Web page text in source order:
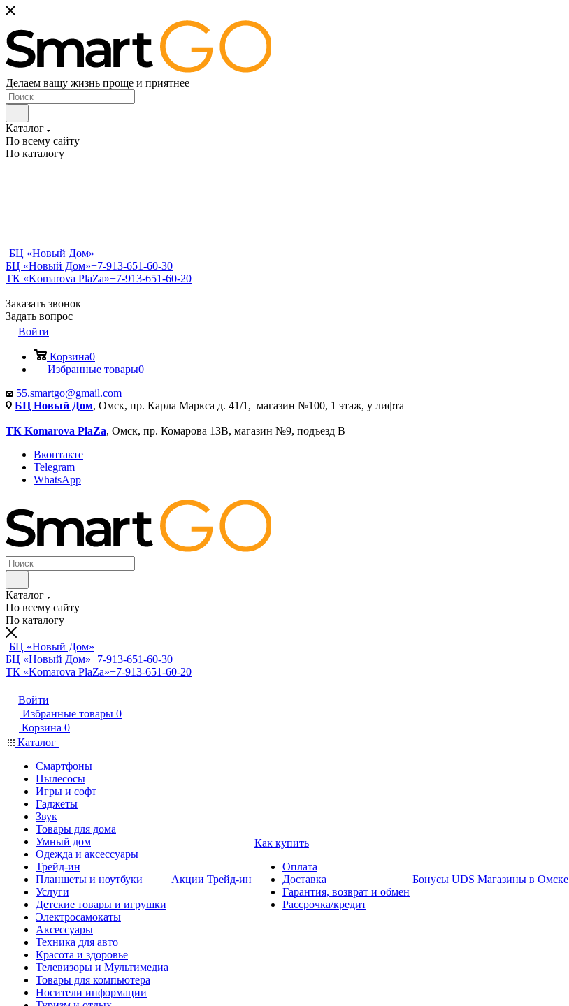
Делаем вашу жизнь проще и приятнее
Каталог
По всему сайту
По каталогу
БЦ «Новый Дом»
БЦ «Новый Дом»+7-913-651-60-30
ТК «Komarova PlaZa»+7-913-651-60-20
Заказать звонок
Задать вопрос
Войти
Корзина0
Избранные товары0
55.smartgo@gmail.com
БЦ Новый Дом, Омск, пр. Карла Маркса д. 41/1, магазин №100, 1 этаж, у лифта
ТК Komarova PlaZa, Омск, пр. Комарова 13В, магазин №9, подъезд В
Вконтакте
Telegram
WhatsApp
Каталог
По всему сайту
По каталогу
БЦ «Новый Дом»
БЦ «Новый Дом»+7-913-651-60-30
ТК «Komarova PlaZa»+7-913-651-60-20
Войти
Избранные товары 0
Корзина 0
Каталог
Смартфоны
Пылесосы
Игры и софт
Гаджеты
Звук
Товары для дома
Умный дом
Одежда и аксессуары
Трейд-ин
Планшеты и ноутбуки
Услуги
Детские товары и игрушки
Электросамокаты
Аксессуары
Техника для авто
Красота и здоровье
Телевизоры и Мультимедиа
Товары для компьютера
Носители информации
Акции Трейд-ин
Как купить
Оплата
Доставка
Гарантия, возврат и обмен
Рассрочка/кредит
Бонусы UDS Магазины в Омске